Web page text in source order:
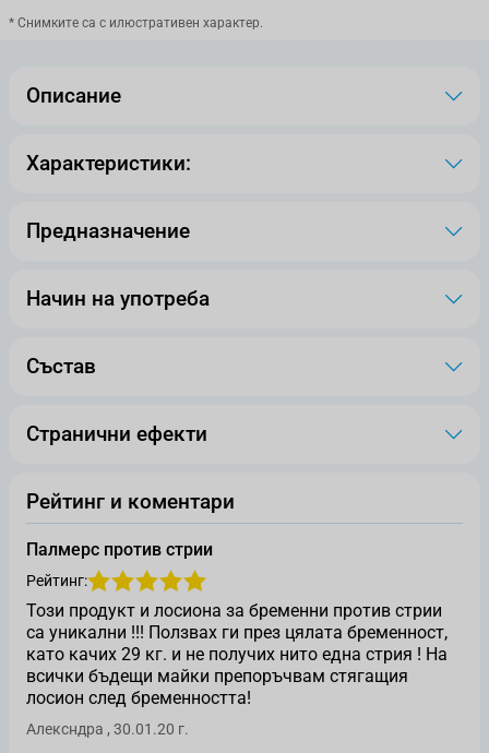
* Снимките са с илюстративен характер.
Описание
Характеристики:
Предназначение
Начин на употреба
Състав
Странични ефекти
Рейтинг и коментари
Палмерс против стрии
Рейтинг:
Този продукт и лосиона за бременни против стрии
са уникални !!! Ползвах ги през цялата бременност,
като качих 29 кг. и не получих нито една стрия ! На
всички бъдещи майки препоръчвам стягащия
лосион след бременността!
Оценен от
Алексндра , 30 януари 2020 г.
30.01.20 г.